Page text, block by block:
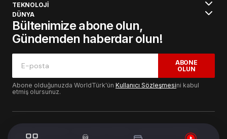
TEKNOLOJİ
DÜNYA
Bültenimize abone olun,
Gündemden haberdar olun!
ABONE
OLUN
Abone olduğunuzda WorldTürk'ün Kullanıcı Sözleşmesini kabul
etmiş olursunuz.
© 2024 WorldTurk. Tüm Hakları Saklıdır. - Tasarım & Geliştirme :